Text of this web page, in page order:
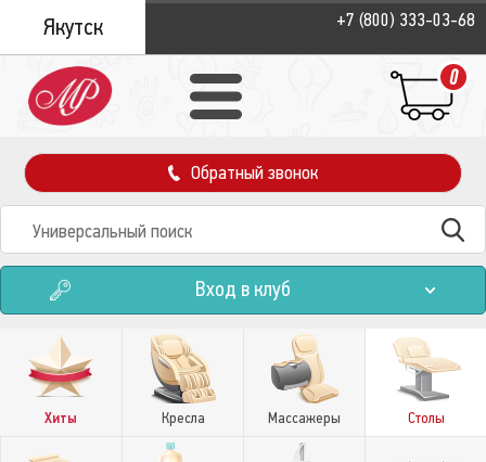
Якутск +7 (800) 333-03-68
0
Обратный звонок
Вход в клуб
Хиты Кресла Массажеры Столы